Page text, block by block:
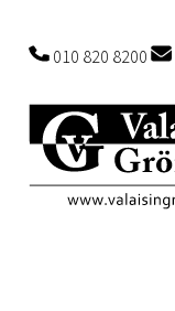
010 820 8200